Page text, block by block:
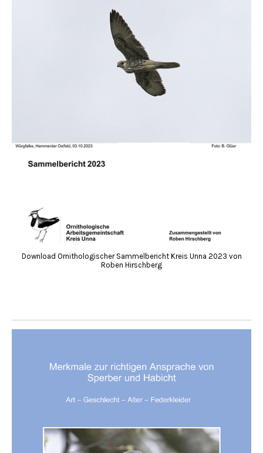
Download Ornithologischer Sammelbericht Kreis Unna 2023 von
Roben Hirschberg